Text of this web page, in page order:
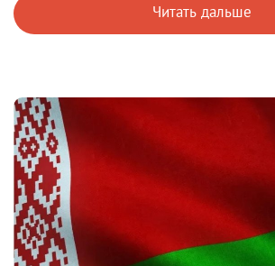
Читать дальше